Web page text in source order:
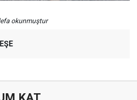
okunmuştur